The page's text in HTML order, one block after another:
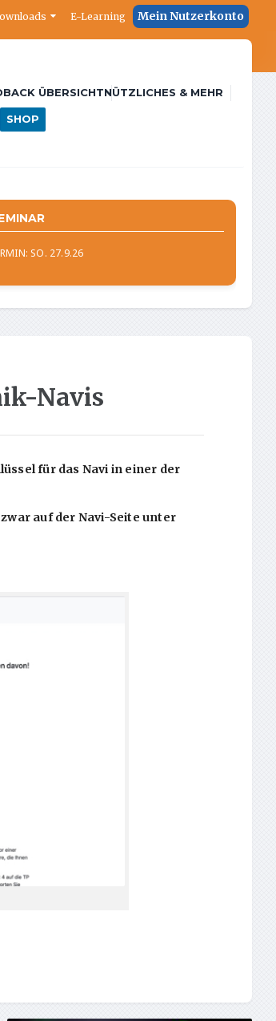
E-Learning Mein Nutzerkonto
ÜBERSICHTNÜTZLICHES & MEHR
SHOP
SO. 27.9.26
Navis
für das Navi in einer der
auf der Navi-Seite unter